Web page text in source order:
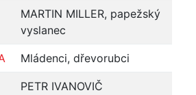
MARTIN MILLER, papežský
vyslanec
Mládenci, dřevorubci
PETR IVANOVIČ